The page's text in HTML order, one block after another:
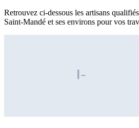
Retrouvez ci-dessous les artisans
Saint-Mandé et ses environs pour vos